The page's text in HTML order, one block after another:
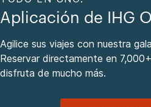
Aplicación de IHG
Agilice sus viajes con nuestra
Reservar directamente en
disfruta de mucho más.